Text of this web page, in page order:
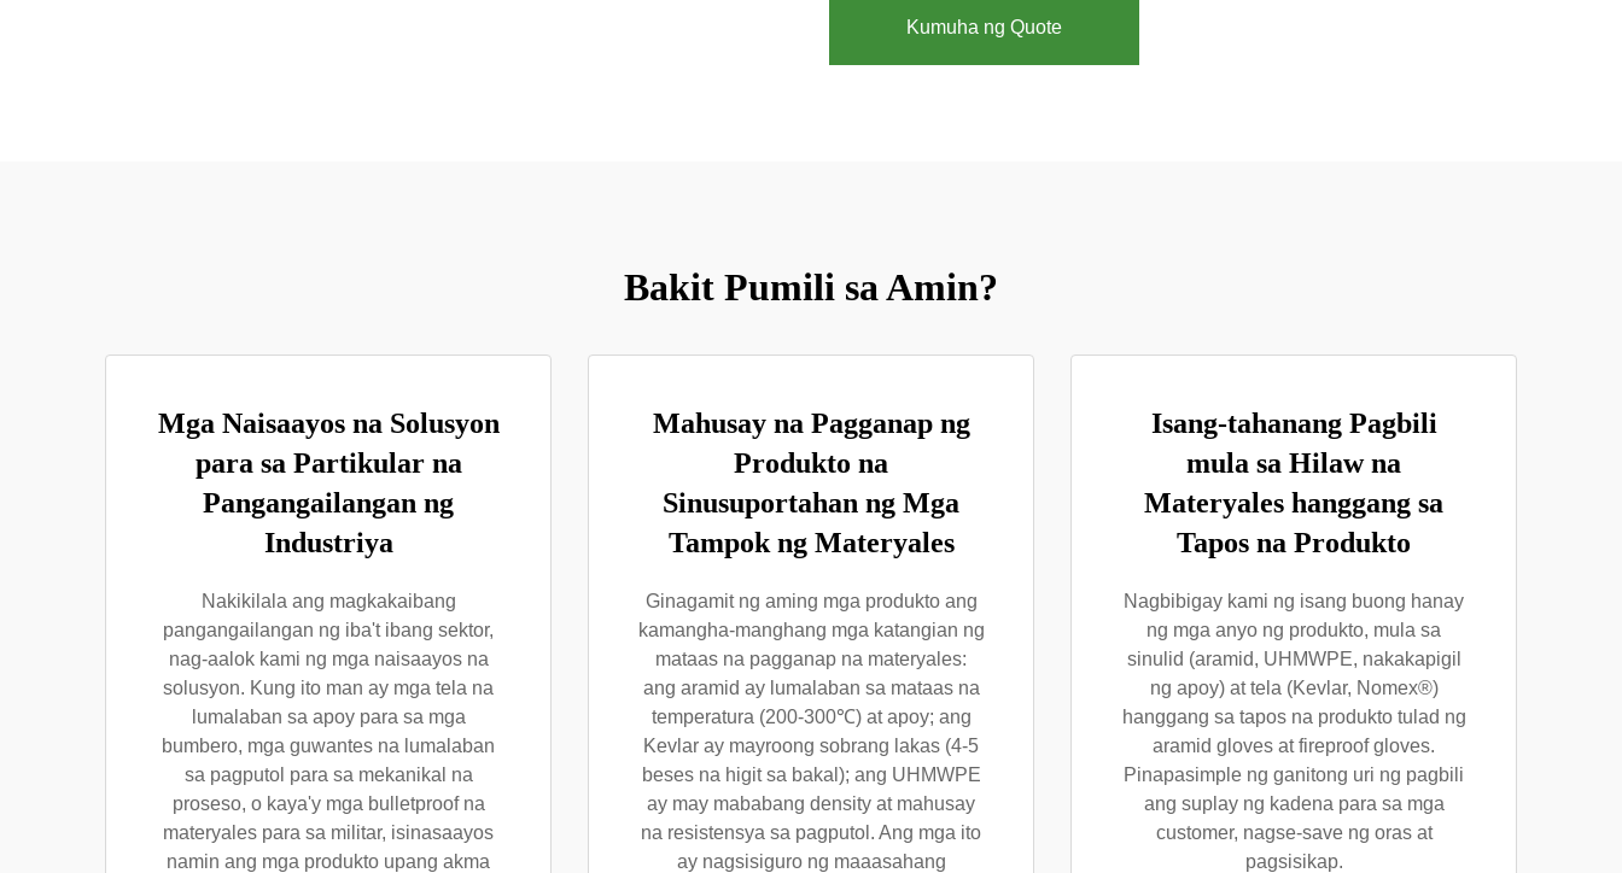
Kumuha ng Quote
Bakit Pumili sa Amin?
Mga Naisaayos na Solusyon
para sa Partikular na
Pangangailangan ng
Industriya
Nakikilala ang magkakaibang
pangangailangan ng iba't ibang sektor,
nag-aalok kami ng mga naisaayos na
solusyon. Kung ito man ay mga tela na
lumalaban sa apoy para sa mga
bumbero, mga guwantes na lumalaban
sa pagputol para sa mekanikal na
proseso, o kaya'y mga bulletproof na
materyales para sa militar, isinasaayos
namin ang mga produkto upang akma
Mahusay na Pagganap ng
Produkto na
Sinusuportahan ng Mga
Tampok ng Materyales
Ginagamit ng aming mga produkto ang
kamangha-manghang mga katangian ng
mataas na pagganap na materyales:
ang aramid ay lumalaban sa mataas na
temperatura (200-300℃) at apoy; ang
Kevlar ay mayroong sobrang lakas (4-5
beses na higit sa bakal); ang UHMWPE
ay may mababang density at mahusay
na resistensya sa pagputol. Ang mga ito
ay nagsisiguro ng maaasahang
Isang-tahanang Pagbili
mula sa Hilaw na
Materyales hanggang sa
Tapos na Produkto
Nagbibigay kami ng isang buong hanay
ng mga anyo ng produkto, mula sa
sinulid (aramid, UHMWPE, nakakapigil
ng apoy) at tela (Kevlar, Nomex®)
hanggang sa tapos na produkto tulad ng
aramid gloves at fireproof gloves.
Pinapasimple ng ganitong uri ng pagbili
ang suplay ng kadena para sa mga
customer, nagse-save ng oras at
pagsisikap.